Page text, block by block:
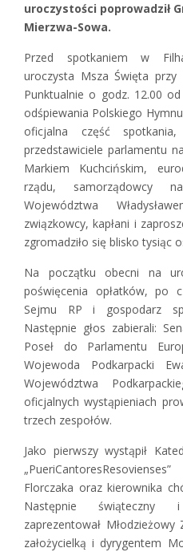
uroczystości poprowadził
Mierzwa-Sowa.
Przed spotkaniem w
uroczysta Msza Święta przy
Punktualnie o godz. 12.00
odśpiewania Polskiego
oficjalna część
przedstawiciele parlamentu
Markiem Kuchcińskim,
rządu, samorządowcy
Województwa
związkowcy, kapłani i
zgromadziło się blisko tysiąc
Na początku obecni na
poświęcenia opłatków, po
Sejmu RP i gospodarz
Następnie głos zabierali:
Poseł do Parlamentu
Wojewoda Podkarpacki
Województwa
oficjalnych wystąpieniach
trzech zespołów.
Jako pierwszy wystąpił
Florczaka oraz kierownika
Następnie świąteczny
zaprezentował
założycielką i dyrygentem